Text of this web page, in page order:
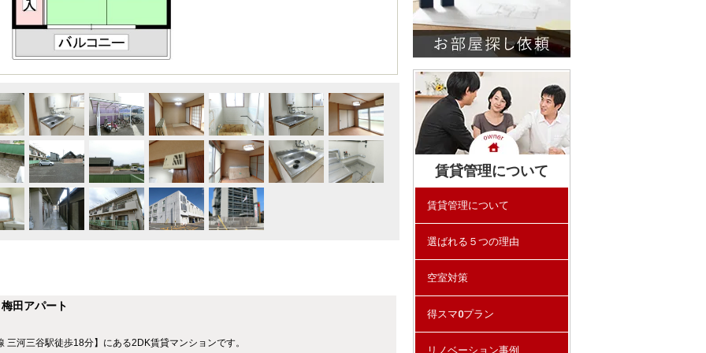
田アパート
河三谷駅徒歩18分】にある2DK賃貸マンションです。
賃貸管理について
賃貸管理について
選ばれる５つの理由
空室対策
得スマ0プラン
リノベーション事例